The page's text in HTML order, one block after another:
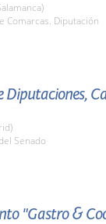
Comarcas. Diputación
Diputaciones,
Senado
"Gastro &